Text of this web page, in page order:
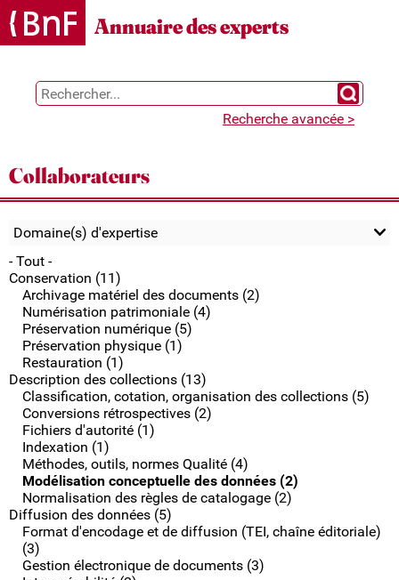
Gestion des cookies
Annuaire des experts
Chercher
Recherche avancée >
Collaborateurs
Domaine(s) d'expertise
- Tout -
Conservation (11)
Archivage matériel des documents (2)
Numérisation patrimoniale (4)
Préservation numérique (5)
Préservation physique (1)
Restauration (1)
Description des collections (13)
Classification, cotation, organisation des collections (5)
Conversions rétrospectives (2)
Fichiers d'autorité (1)
Indexation (1)
Méthodes, outils, normes Qualité (4)
Modélisation conceptuelle des données (2)
Normalisation des règles de catalogage (2)
Diffusion des données (5)
Format d'encodage et de diffusion (TEI, chaîne éditoriale)
(3)
Gestion électronique de documents (3)